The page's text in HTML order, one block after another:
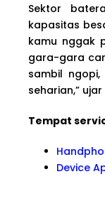
Sektor
kapasitas
kamu nggak
gara-gara
sambil
seharian,”
Tempat
Device